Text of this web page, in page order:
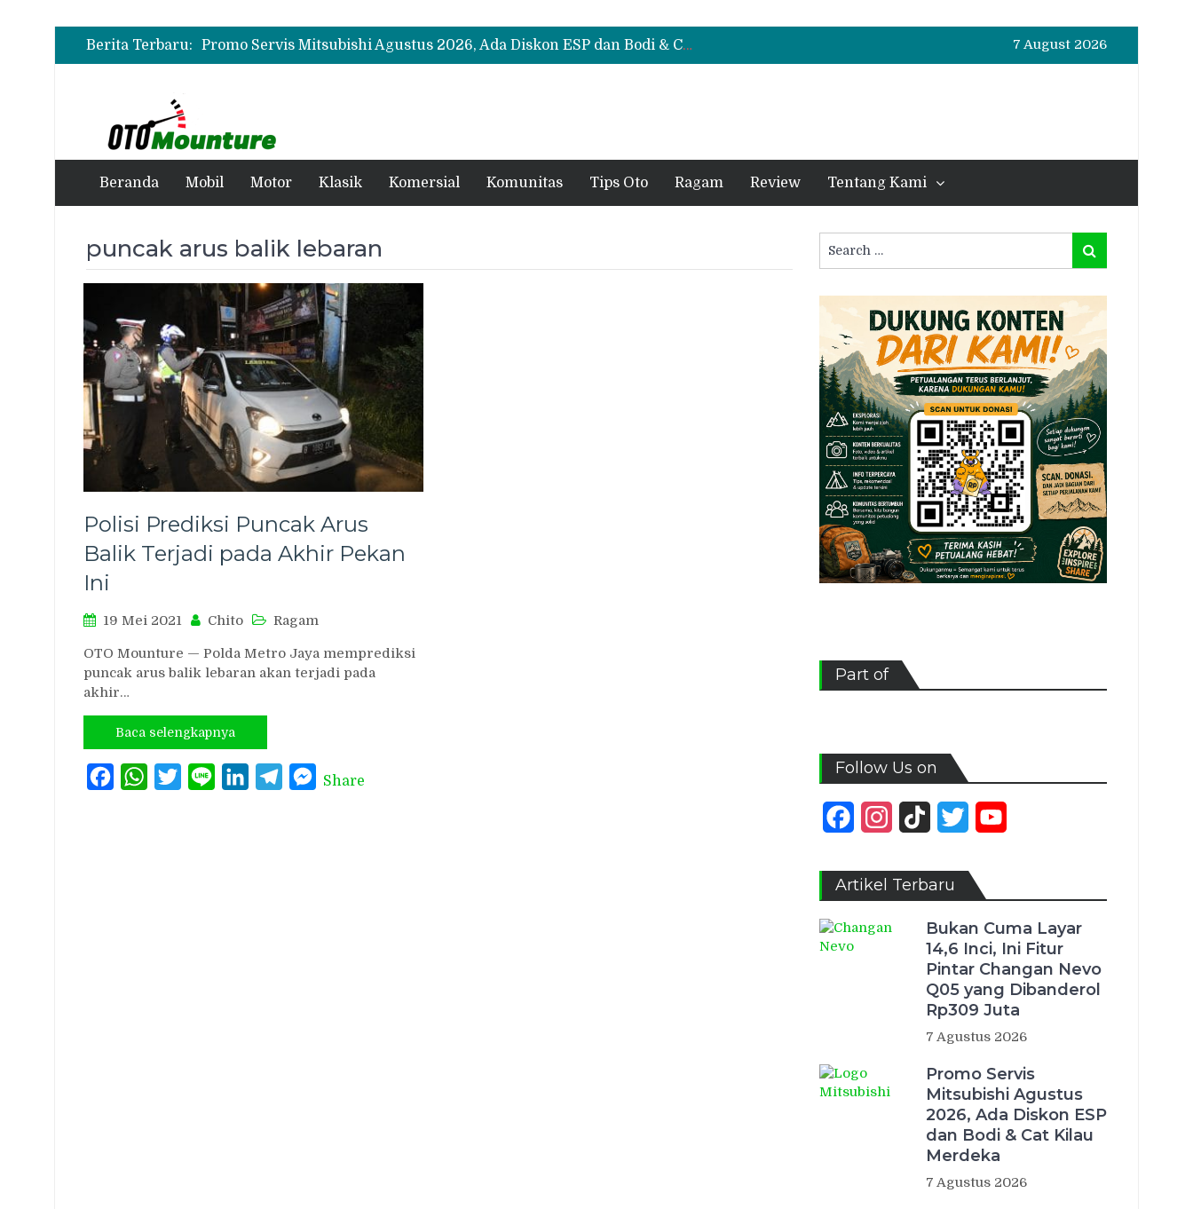
Berita Terbaru:
Bukan Cuma Layar 14,6 Inci, Ini Fitur Pintar Changan Nevo Q05 yang Dibanderol Rp309 Juta
Promo Servis Mitsubishi Agustus 2026, Ada Diskon ESP dan Bodi & Cat Kilau Merdeka
Suzuki XL7 Terbaru Jadi Favorit Test Drive di GIIAS 2026, Ini Fitur yang Paling Dipuji
7 August 2026
Beranda Mobil Motor Klasik Komersial Komunitas Tips Oto Ragam Review Tentang Kami
puncak arus balik lebaran
Polisi Prediksi Puncak Arus
Balik Terjadi pada Akhir Pekan
Ini
19 Mei 2021 Chito Ragam
OTO Mounture — Polda Metro Jaya memprediksi
puncak arus balik lebaran akan terjadi pada
akhir…
Baca selengkapnya
FacebookWhatsAppTwitterLine LinkedInTelegramMessenger
Share
for:
Search
Part of
Follow Us on
FacebookInstagram
TikTok Twitter
Artikel Terbaru
Bukan Cuma Layar
14,6 Inci, Ini Fitur
Pintar Changan Nevo
Q05 yang Dibanderol
Rp309 Juta
7 Agustus 2026
Promo Servis
Mitsubishi Agustus
2026, Ada Diskon ESP
dan Bodi & Cat Kilau
Merdeka
7 Agustus 2026